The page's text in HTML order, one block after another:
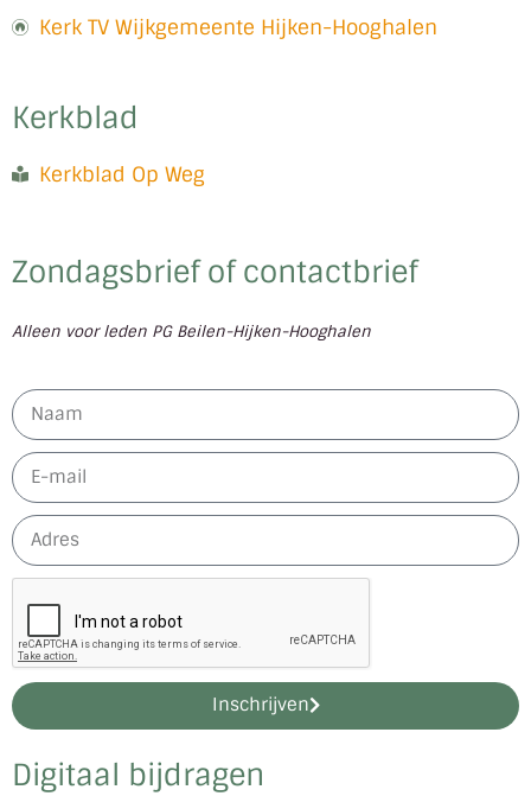
Digitaal bijdragen
Kerk TV Wijkgemeente Hijken-Hooghalen
Kerkblad
Kerkblad Op Weg
Zondagsbrief of contactbrief
Alleen voor leden PG Beilen-Hijken-Hooghalen
Inschrijven